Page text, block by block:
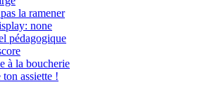
la ramener
none
pédagogique
à la boucherie
assiette !